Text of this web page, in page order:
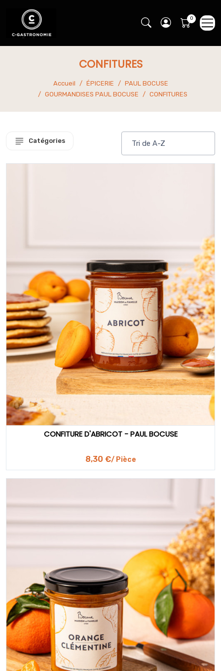
CONFITURES
Accueil ÉPICERIE
PAUL BOCUSE
GOURMANDISES PAUL BOCUSE
CONFITURES
Catégories
CONFITURE D'ABRICOT - PAUL BOCUSE
8,30 €/ Pièce